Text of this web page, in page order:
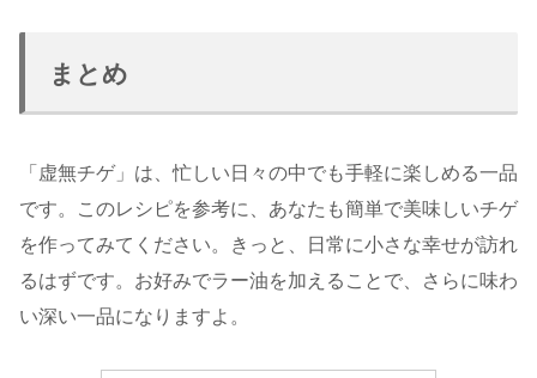
まとめ
「虚無チゲ」は、忙しい日々の中でも手軽に楽しめる一品
です。このレシピを参考に、あなたも簡単で美味しいチゲ
を作ってみてください。きっと、日常に小さな幸せが訪れ
るはずです。お好みでラー油を加えることで、さらに味わ
い深い一品になりますよ。